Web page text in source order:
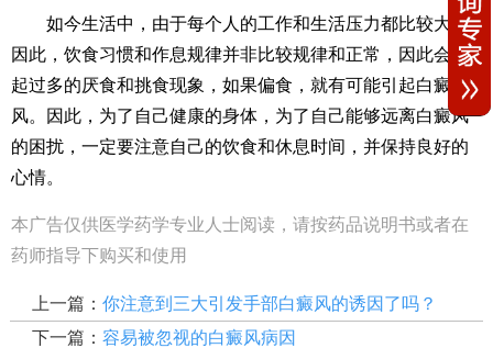
如今生活中，由于每个人的工作和生活压力都比较大，
因此，饮食习惯和作息规律并非比较规律和正常，因此会引
起过多的厌食和挑食现象，如果偏食，就有可能引起白癜
风。因此，为了自己健康的身体，为了自己能够远离白癜风
的困扰，一定要注意自己的饮食和休息时间，并保持良好的
心情。
本广告仅供医学药学专业人士阅读，请按药品说明书或者在
药师指导下购买和使用
上一篇： 你注意到三大引发手部白癜风的诱因了吗？
下一篇： 容易被忽视的白癜风病因